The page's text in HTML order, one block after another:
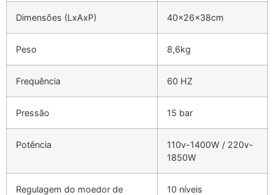
Dimensões (LxAxP) 40x26x38cm
Peso 8,6kg
Frequência 60 HZ
Pressão 15 bar
Potência
110v-1400W / 220v-
1850W
Regulagem do moedor de
10 níveis